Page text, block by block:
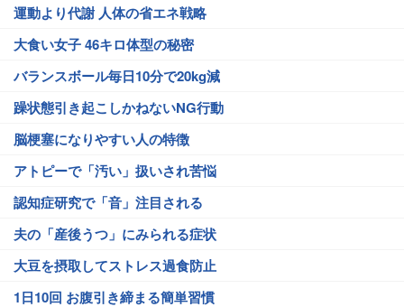
運動より代謝 人体の省エネ戦略
大食い女子 46キロ体型の秘密
バランスボール毎日10分で20kg減
躁状態引き起こしかねないNG行動
脳梗塞になりやすい人の特徴
アトピーで「汚い」扱いされ苦悩
認知症研究で「音」注目される
夫の「産後うつ」にみられる症状
大豆を摂取してストレス過食防止
1日10回 お腹引き締まる簡単習慣